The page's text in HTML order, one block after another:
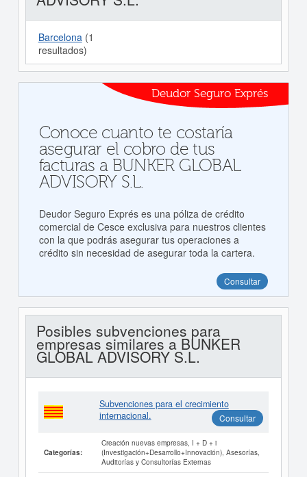
Barcelona(1
resultados)
Deudor Seguro Exprés
Conoce cuanto te costaría
asegurar el cobro de tus
facturas a BUNKER GLOBAL
ADVISORY S.L.
Deudor Seguro Exprés es una póliza de crédito
comercial de Cesce exclusiva para nuestros clientes
con la que podrás asegurar tus operaciones a
crédito sin necesidad de asegurar toda la cartera.
Consultar
Posibles subvenciones para
empresas similares a BUNKER
GLOBAL ADVISORY S.L.
Subvenciones para el crecimiento
internacional.
Consultar
Categorías:
Creación nuevas empresas, I + D + i
(Investigación+Desarrollo+Innovación), Asesorías,
Auditorías y Consultorías Externas